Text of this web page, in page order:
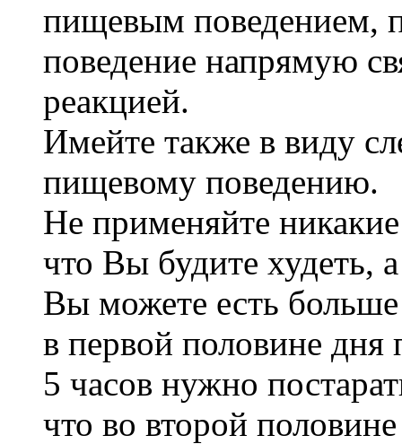
пищевым поведением,
поведение напрямую
реакцией.
Имейте также в виду
пищевому поведению.
Не применяйте
что Вы будите худеть,
Вы можете есть
в первой половине дня
5 часов нужно
что во второй